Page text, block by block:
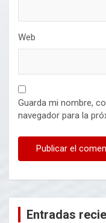
Web
Guarda mi nombre,
navegador para la
Entradas